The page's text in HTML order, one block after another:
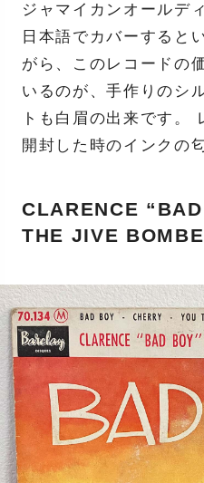
ジャマイカンオールデ
日本語でカバーすると
がら、このレコードの
いるのが、手作りのシ
トも白眉の出来です。
開封した時のインクの
CLARENCE
THE JIVE